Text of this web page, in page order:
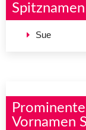
Spitznamen
Sue
Vornamen